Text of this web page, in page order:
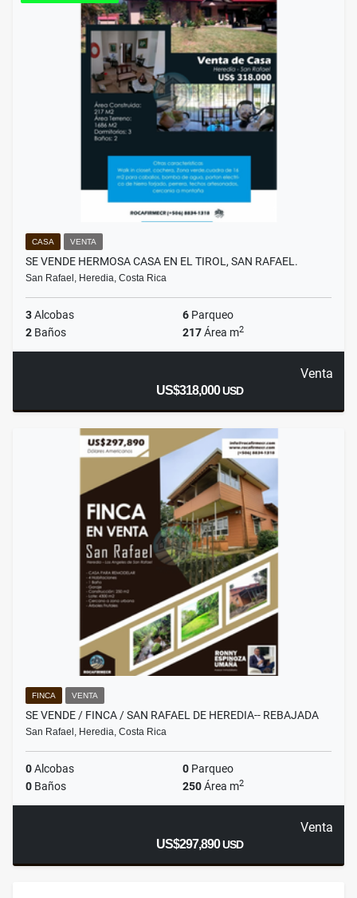
CASA VENTA
SE VENDE HERMOSA CASA EN EL TIROL, SAN RAFAEL.
San Rafael, Heredia, Costa Rica
3Alcobas 6 Parqueo
2 Baños 217Área m2
Venta
US$318,000USD
FINCA VENTA
SE VENDE / FINCA / SAN RAFAEL DE HEREDIA-- REBAJADA
San Rafael, Heredia, Costa Rica
0Alcobas 0 Parqueo
0 Baños 250Área m2
Venta
US$297,890USD